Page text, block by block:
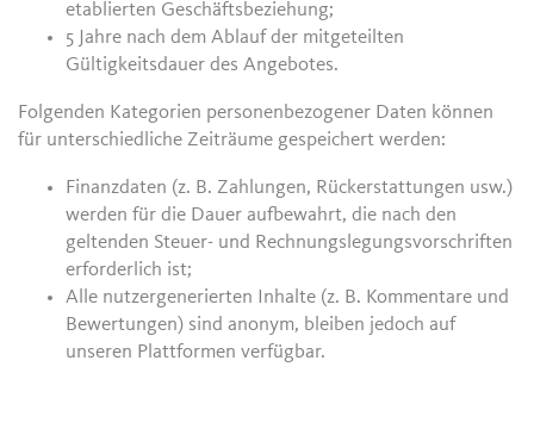
etablierten Geschäftsbeziehung;
5 Jahre nach dem Ablauf der mitgeteilten
Gültigkeitsdauer des Angebotes.
Folgenden Kategorien personenbezogener Daten können
für unterschiedliche Zeiträume gespeichert werden:
Finanzdaten (z. B. Zahlungen, Rückerstattungen usw.)
werden für die Dauer aufbewahrt, die nach den
geltenden Steuer- und Rechnungslegungsvorschriften
erforderlich ist;
Alle nutzergenerierten Inhalte (z. B. Kommentare und
Bewertungen) sind anonym, bleiben jedoch auf
unseren Plattformen verfügbar.